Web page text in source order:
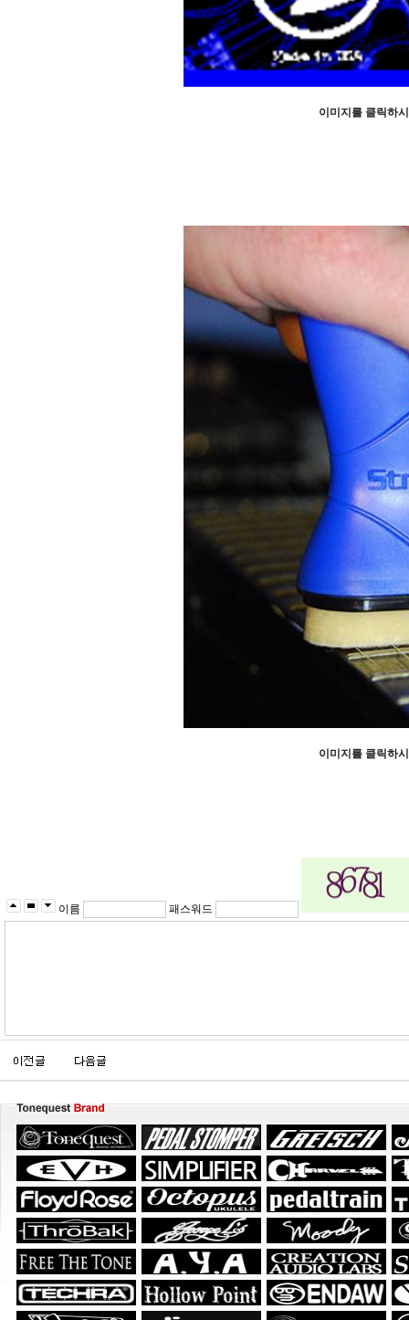
이미지를 클릭하
이미지를 클릭하
이름 패스워드